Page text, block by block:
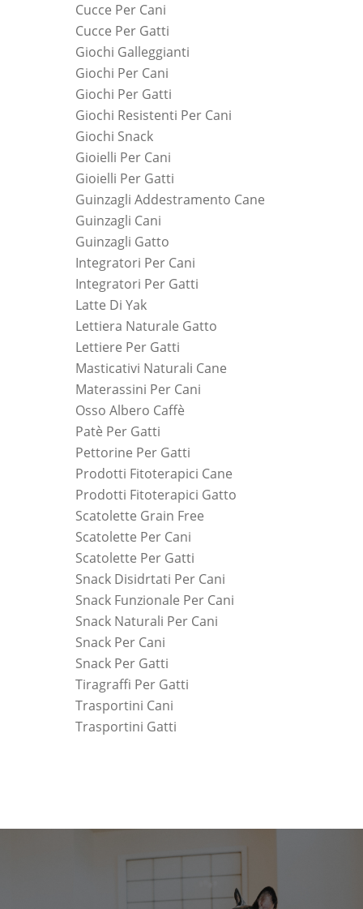
Cucce Per Cani
Cucce Per Gatti
Giochi Galleggianti
Giochi Per Cani
Giochi Per Gatti
Giochi Resistenti Per Cani
Giochi Snack
Gioielli Per Cani
Gioielli Per Gatti
Guinzagli Addestramento Cane
Guinzagli Cani
Guinzagli Gatto
Integratori Per Cani
Integratori Per Gatti
Latte Di Yak
Lettiera Naturale Gatto
Lettiere Per Gatti
Masticativi Naturali Cane
Materassini Per Cani
Osso Albero Caffè
Patè Per Gatti
Pettorine Per Gatti
Prodotti Fitoterapici Cane
Prodotti Fitoterapici Gatto
Scatolette Grain Free
Scatolette Per Cani
Scatolette Per Gatti
Snack Disidrtati Per Cani
Snack Funzionale Per Cani
Snack Naturali Per Cani
Snack Per Cani
Snack Per Gatti
Tiragraffi Per Gatti
Trasportini Cani
Trasportini Gatti